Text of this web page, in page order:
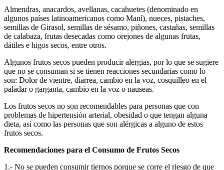
Almendras, anacardos, avellanas, cacahuetes (denominado en
algunos países latinoamericanos como Maní), nueces, pistaches,
semillas de Girasol, semillas de sésamo, piñones, castañas, semillas
de calabaza, frutas desecadas como orejones de algunas frutas,
dátiles e higos secos, entre otros.
Algunos frutos secos pueden producir alergias, por lo que se sugiere
que no se consuman si se tienen reacciones secundarias como lo
son: Dolor de vientre, diarrea, cambio en la voz, cosquilleo en el
paladar o garganta, cambio en la voz o nauseas.
Los frutos secos no son recomendables para personas que con
problemas de hipertensión arterial, obesidad o que tengan alguna
dieta, así como las personas que son alérgicas a alguno de estos
frutos secos.
Recomendaciones para el Consumo de Frutos Secos
1.- No se pueden consumir tiernos porque se corre el riesgo de que